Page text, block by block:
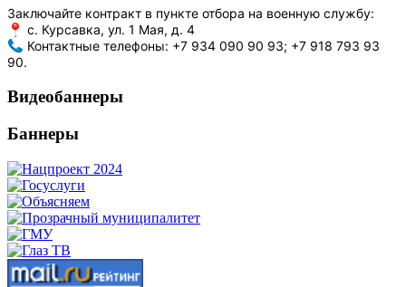
Заключайте контракт в пункте отбора на военную службу:
с. Курсавка, ул. 1 Мая, д. 4
Контактные телефоны: +7 934 090 90 93; +7 918 793 93
90.
Видеобаннеры
Баннеры